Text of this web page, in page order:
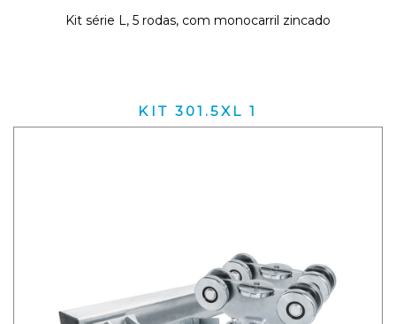
Kit série L, 5 rodas, com monocarril zincado
KIT 301.5XL 1